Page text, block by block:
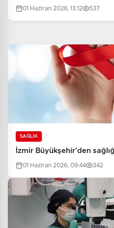
01 Haziran 2026, 13:12 537
SAĞLIK
İzmir Büyükşehir'den
01 Haziran 2026, 09:44 342